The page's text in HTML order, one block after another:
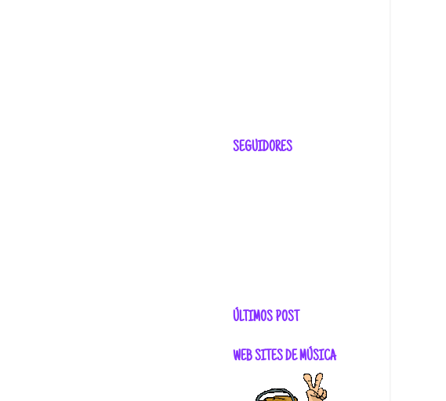
SEGUIDORES
ÚLTIMOS POST
WEB SITES DE MÚSICA